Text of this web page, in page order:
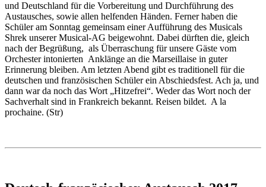
und Deutschland für die Vorbereitung und Durchführung des
Austausches, sowie allen helfenden Händen. Ferner haben die
Schüler am Sonntag gemeinsam einer Aufführung des Musicals
Shrek unserer Musical-AG beigewohnt. Dabei dürften die, gleich
nach der Begrüßung, als Überraschung für unsere Gäste vom
Orchester intonierten Anklänge an die Marseillaise in guter
Erinnerung bleiben. Am letzten Abend gibt es traditionell für die
deutschen und französischen Schüler ein Abschiedsfest. Ach ja, und
dann war da noch das Wort „Hitzefrei“. Weder das Wort noch der
Sachverhalt sind in Frankreich bekannt. Reisen bildet. A la
prochaine. (Str)